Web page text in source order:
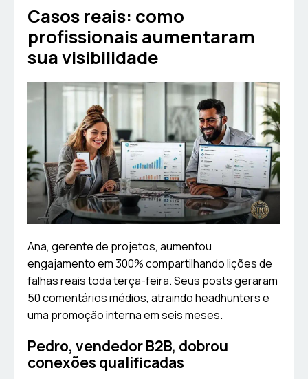
Casos reais: como
profissionais aumentaram
sua visibilidade
Ana, gerente de projetos, aumentou
engajamento em 300% compartilhando lições de
falhas reais toda terça-feira. Seus posts geraram
50 comentários médios, atraindo headhunters e
uma promoção interna em seis meses.
Pedro, vendedor B2B, dobrou
conexões qualificadas